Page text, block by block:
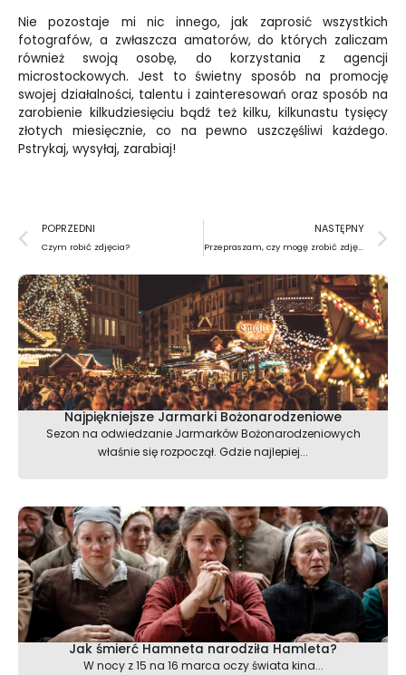
Nie pozostaje mi nic innego, jak zaprosić wszystkich
fotografów, a zwłaszcza amatorów, do których zaliczam
również swoją osobę, do korzystania z agencji
microstockowych. Jest to świetny sposób na promocję
swojej działalności, talentu i zainteresowań oraz sposób na
zarobienie kilkudziesięciu bądź też kilku, kilkunastu tysięcy
złotych miesięcznie, co na pewno uszczęśliwi każdego.
Pstrykaj, wysyłaj, zarabiaj!
Prev
POPRZEDNI
Czym robić zdjęcia?
NASTĘPNY
Przepraszam, czy mogę zrobić zdjęcie?
Najpiękniejsze Jarmarki Bożonarodzeniowe
Sezon na odwiedzanie Jarmarków Bożonarodzeniowych
właśnie się rozpoczął. Gdzie najlepiej...
Jak śmierć Hamneta narodziła Hamleta?
W nocy z 15 na 16 marca oczy świata kina...